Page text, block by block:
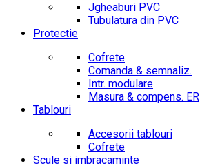
Jgheaburi PVC
Tubulatura din PVC
Protectie
Cofrete
Comanda & semnaliz.
Intr. modulare
Masura & compens. ER
Tablouri
Accesorii tablouri
Cofrete
Scule si imbracaminte